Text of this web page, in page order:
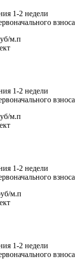
1-2 недели
взноса
м.п
1-2 недели
взноса
м.п
1-2 недели
взноса
м.п
1-2 недели
взноса